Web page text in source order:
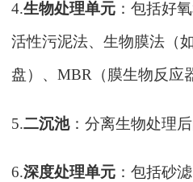
4.生物处理单元 ：包括好
活性污泥法、生物膜法（
盘）、 MBR（膜生物反应
5.二沉池：分离生物处理
6.深度处理单元 ：包括砂